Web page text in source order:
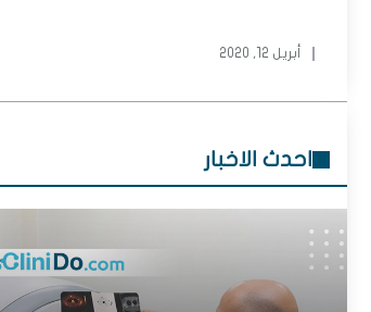
أبريل 12, 2020
احدث الاخبار